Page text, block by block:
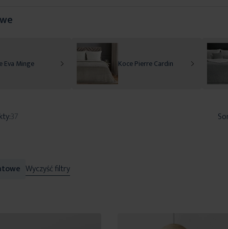
Eva Minge Koce Pierre Cardin
37
Wyczyść filtry